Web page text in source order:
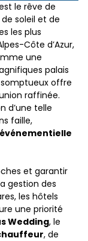
le rêve de
soleil et de
les plus
Côte d’Azur,
une
palais
offre
raffinée.
d’une telle
faille,
et garantir
gestion des
les hôtels
une priorité
Wedding, le
, de